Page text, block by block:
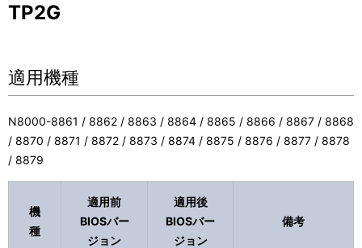
TP2G
適用機種
N8000-8861 / 8862 / 8863 / 8864 / 8865 / 8866 / 8867 / 8868
/ 8870 / 8871 / 8872 / 8873 / 8874 / 8875 / 8876 / 8877 / 8878
/ 8879
機
種
適用前
BIOSバー
ジョン
適用後
BIOSバー
ジョン
備考